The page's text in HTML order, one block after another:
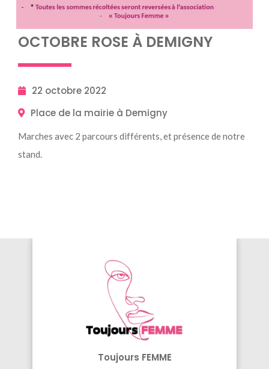
OCTOBRE ROSE À DEMIGNY
22 octobre 2022
Place de la mairie à Demigny
Marches avec 2 parcours différents, et présence de notre
stand.
Toujours FEMME